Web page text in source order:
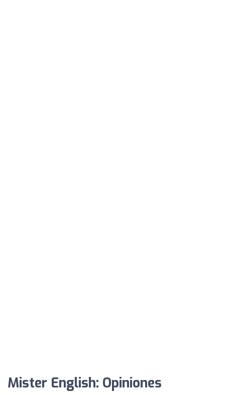
Mister English: Opiniones